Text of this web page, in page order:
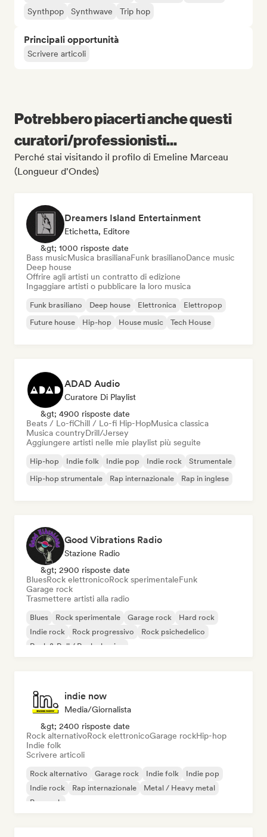
Synthpop
Synthwave Trip hop
Principali opportunità
Scrivere articoli
Potrebbero piacerti anche questi
curatori/professionisti...
Perché stai visitando il profilo di Emeline Marceau
(Longueur d'Ondes)
Dreamers Island Entertainment
Etichetta, Editore
&gt; 1000 risposte date
Bass musicMusica brasilianaFunk brasilianoDance music
Deep house
Offrire agli artisti un contratto di edizione
Ingaggiare artisti o pubblicare la loro musica
Funk brasiliano Deep house Elettronica
Elettropop
Future house
Hip-hop House music Tech House
ADAD Audio
Curatore Di Playlist
&gt; 4900 risposte date
Beats / Lo-fiChill / Lo-fi Hip-HopMusica classica
Musica countryDrill/Jersey
Aggiungere artisti nelle mie playlist più seguite
Hip-hop Indie folk Indie pop Indie rock
Strumentale
Hip-hop strumentale
Rap internazionale Rap in inglese
Good Vibrations Radio
Stazione Radio
&gt; 2900 risposte date
BluesRock elettronicoRock sperimentaleFunk
Garage rock
Trasmettere artisti alla radio
Blues Rock sperimentale Garage rock
Hard rock
Indie rock
Rock progressivo
Rock psichedelico
Rock & Roll / Rock classico
indie now
Media/Giornalista
&gt; 2400 risposte date
Rock alternativoRock elettronicoGarage rockHip-hop
Indie folk
Scrivere articoli
Rock alternativo Garage rock Indie folk
Indie pop
Indie rock
Rap internazionale
Metal / Heavy metal
Pop rock